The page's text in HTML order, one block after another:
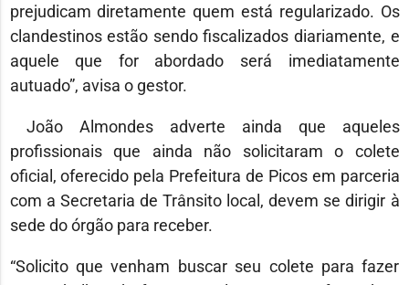
prejudicam diretamente quem está regularizado. Os
clandestinos estão sendo fiscalizados diariamente, e
aquele que for abordado será imediatamente
autuado”, avisa o gestor.
João Almondes adverte ainda que aqueles
profissionais que ainda não solicitaram o colete
oficial, oferecido pela Prefeitura de Picos em parceria
com a Secretaria de Trânsito local, devem se dirigir à
sede do órgão para receber.
“Solicito que venham buscar seu colete para fazer